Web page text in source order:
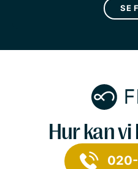
SE
Hur kan